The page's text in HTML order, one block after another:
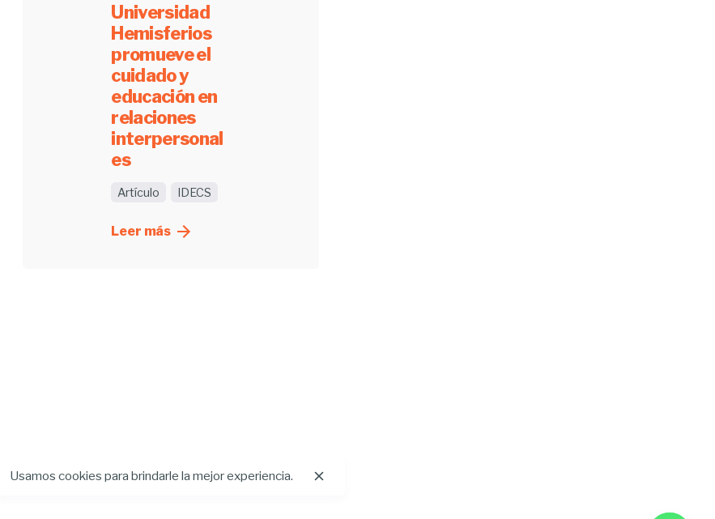
Universidad
Hemisferios
promueve el
cuidado y
educación en
relaciones
interpersonal
es
Artículo IDECS
Leer más
Usamos cookies para brindarle la mejor experiencia.